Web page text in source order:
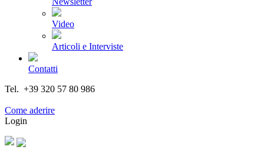
Video
Articoli e Interviste
Contatti
Tel. +39 320 57 80 986
Come aderire
Login